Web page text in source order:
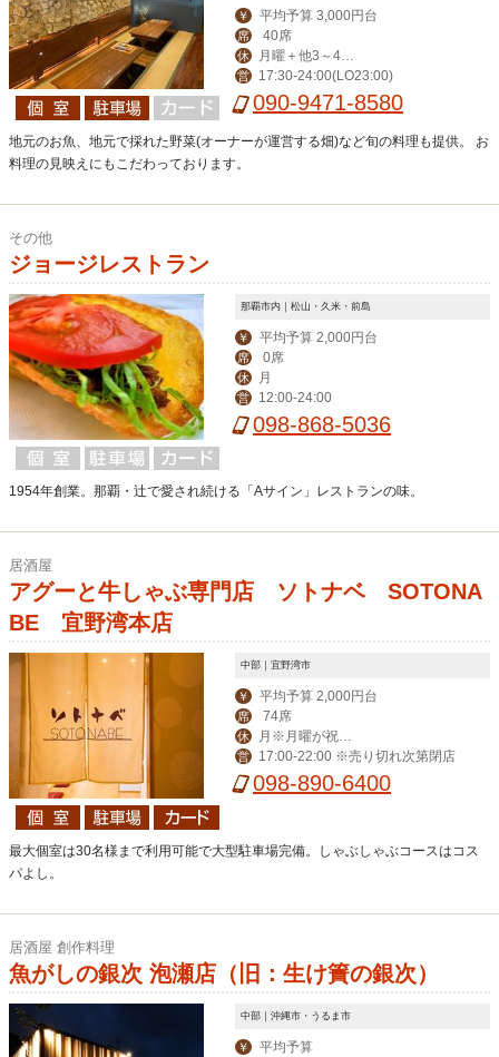
￥ 平均予算 3,000円台
席 40席
休
変動でお休み
営 17:30-24:00(LO23:00)
090-9471-8580
地元のお魚、地元で採れた野菜(オーナーが運営する畑)など旬の料理も提供。 お
料理の見映えにもこだわっております。
その他
ジョージレストラン
那覇市内｜松山・久米・前島
￥ 平均予算 2,000円台
席 0席
休 月
営 12:00-24:00
098-868-5036
1954年創業。那覇・辻で愛され続ける「Aサイン」レストランの味。
居酒屋
アグーと牛しゃぶ専門店 ソトナベ SOTONA
BE 宜野湾本店
中部｜宜野湾市
￥ 平均予算 2,000円台
席 74席
休
の場合は火曜が定休
営 17:00-22:00 ※売り切れ次第閉店
098-890-6400
最大個室は30名様まで利用可能で大型駐車場完備。しゃぶしゃぶコースはコス
パよし。
居酒屋 創作料理
魚がしの銀次 泡瀬店（旧：生け簀の銀次）
中部｜沖縄市・うるま市
￥ 平均予算